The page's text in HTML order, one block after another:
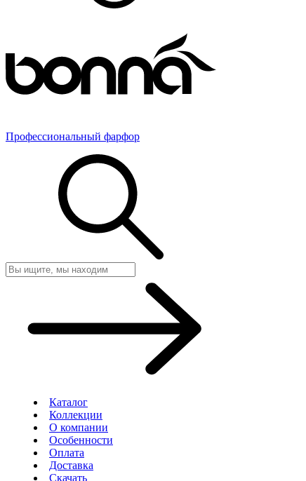
Профессиональный фарфор
Каталог
Коллекции
О компании
Особенности
Оплата
Доставка
Скачать